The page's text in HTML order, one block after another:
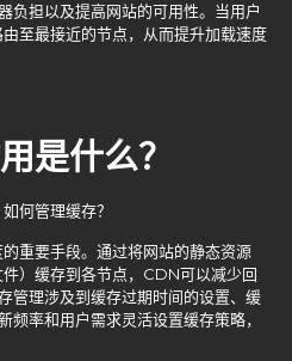
负担以及提高网站的可用性。当用户
至最接近的节点，从而提升加载速度
是什么？
何管理缓存？
重要手段。通过将网站的静态资源
）缓存到各节点，CDN可以减少回
管理涉及到缓存过期时间的设置、缓
频率和用户需求灵活设置缓存策略，